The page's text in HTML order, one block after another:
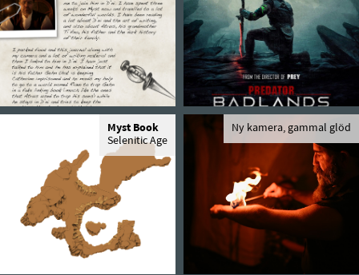
Myst Book
Selenitic Age
Ny kamera, gammal glöd